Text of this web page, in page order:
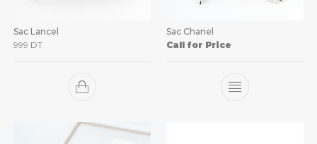
Sac Lancel
999 DT
Sac Chanel
Call for Price